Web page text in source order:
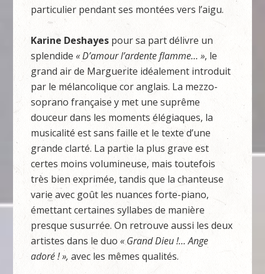
particulier pendant ses montées vers l’aigu.
Karine Deshayes pour sa part délivre un
splendide « D’amour l’ardente flamme… », le
grand air de Marguerite idéalement introduit
par le mélancolique cor anglais. La mezzo-
soprano française y met une suprême
douceur dans les moments élégiaques, la
musicalité est sans faille et le texte d’une
grande clarté. La partie la plus grave est
certes moins volumineuse, mais toutefois
très bien exprimée, tandis que la chanteuse
varie avec goût les nuances forte-piano,
émettant certaines syllabes de manière
presque susurrée. On retrouve aussi les deux
artistes dans le duo« Grand Dieu !… Ange
adoré ! », avec les mêmes qualités.